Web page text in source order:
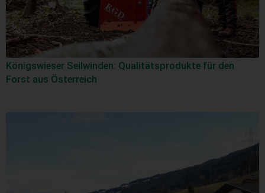
Königswieser Seilwinden: Qualitätsprodukte für den
Forst aus Österreich